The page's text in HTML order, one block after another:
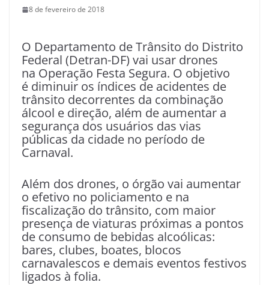
8 de fevereiro de 2018
O Departamento de Trânsito do Distrito
Federal (Detran-DF) vai usar drones
na Operação Festa Segura. O objetivo
é diminuir os índices de acidentes de
trânsito decorrentes da combinação
álcool e direção, além de aumentar a
segurança dos usuários das vias
públicas da cidade no período de
Carnaval.
Além dos drones, o órgão vai aumentar
o efetivo no policiamento e na
fiscalização do trânsito, com maior
presença de viaturas próximas a pontos
de consumo de bebidas alcoólicas:
bares, clubes, boates, blocos
carnavalescos e demais eventos festivos
ligados à folia.